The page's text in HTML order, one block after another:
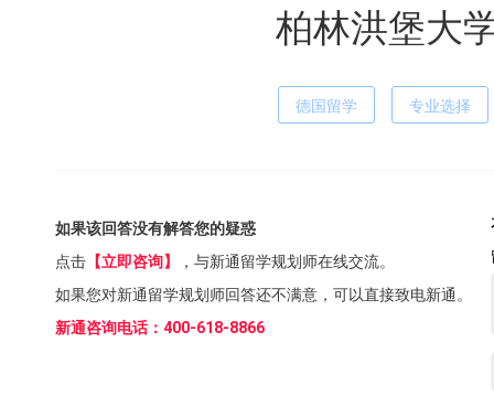
柏林洪堡大
德国留学 专业选择
如果该回答没有解答您的疑惑
点击 【立即咨询】
，与新通留学规划师在线交流。
如果您对新通留学规划师回答还不满意，可以直接致电新通。
新通咨询电话：400-618-8866